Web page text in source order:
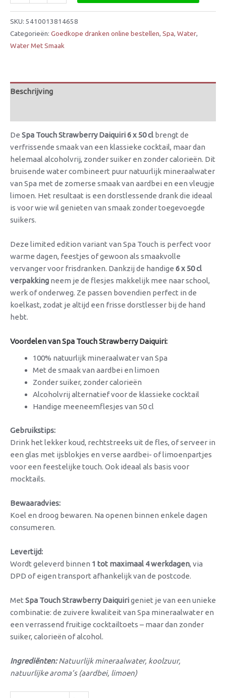
SKU: 5410013814658
Categorieën: Goedkope dranken online bestellen, Spa, Water,
Water Met Smaak
Beschrijving
De Spa Touch Strawberry Daiquiri 6 x 50 cl brengt de
verfrissende smaak van een klassieke cocktail, maar dan
helemaal alcoholvrij, zonder suiker en zonder calorieën. Dit
bruisende water combineert puur natuurlijk mineraalwater
van Spa met de zomerse smaak van aardbei en een vleugje
limoen. Het resultaat is een dorstlessende drank die ideaal
is voor wie wil genieten van smaak zonder toegevoegde
suikers.
Deze limited edition variant van Spa Touch is perfect voor
warme dagen, feestjes of gewoon als smaakvolle
vervanger voor frisdranken. Dankzij de handige 6 x 50 cl
verpakking neem je de flesjes makkelijk mee naar school,
werk of onderweg. Ze passen bovendien perfect in de
koelkast, zodat je altijd een frisse dorstlesser bij de hand
hebt.
Voordelen van Spa Touch Strawberry Daiquiri:
100% natuurlijk mineraalwater van Spa
Met de smaak van aardbei en limoen
Zonder suiker, zonder calorieën
Alcoholvrij alternatief voor de klassieke cocktail
Handige meeneemflesjes van 50 cl
Gebruikstips:
Drink het lekker koud, rechtstreeks uit de fles, of serveer in
een glas met ijsblokjes en verse aardbei- of limoenpartjes
voor een feestelijke touch. Ook ideaal als basis voor
mocktails.
Bewaaradvies:
Koel en droog bewaren. Na openen binnen enkele dagen
consumeren.
Levertijd:
Wordt geleverd binnen 1 tot maximaal 4 werkdagen, via
DPD of eigen transport afhankelijk van de postcode.
Met Spa Touch Strawberry Daiquirigeniet je van een unieke
combinatie: de zuivere kwaliteit van Spa mineraalwater en
een verrassend fruitige cocktailtoets – maar dan zonder
suiker, calorieën of alcohol.
Ingrediënten:Natuurlijk mineraalwater, koolzuur,
natuurlijke aroma’s (aardbei, limoen)